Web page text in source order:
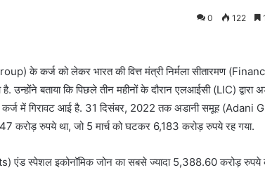
0 122
के कर्ज को लेकर भारत की वित्त मंत्री निर्मला सीतारमण
बताया कि पिछले तीन महीनों के दौरान एलआईसी (LIC) द्वारा
कर्ज में गिरावट आई है. 31 दिसंबर, 2022 तक अडानी समूह (Adani
करोड़ रुपये था, जो 5 मार्च को घटकर 6,183 करोड़ रुपये रह गया.
एंड स्पेशल इकोनॉमिक जोन का सबसे ज्यादा 5,388.60 करोड़ रुपये